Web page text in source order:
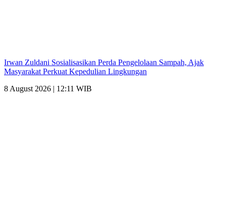
Irwan Zuldani Sosialisasikan Perda Pengelolaan Sampah, Ajak
Masyarakat Perkuat Kepedulian Lingkungan
8 August 2026 | 12:11 WIB